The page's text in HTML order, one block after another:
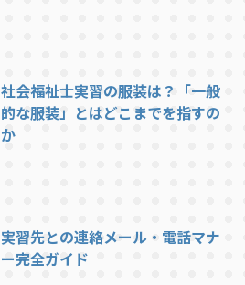
社会福祉士実習の服装は？「一般
的な服装」とはどこまでを指すの
か
実習先との連絡メール・電話マナ
ー完全ガイド